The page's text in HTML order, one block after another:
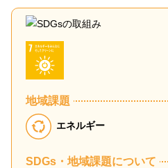
地域課題
エネルギー
SDGs・地域課題について